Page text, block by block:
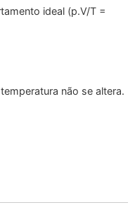
ideal (p.V/T =
não se altera.